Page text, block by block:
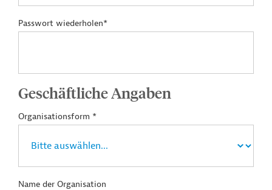
Passwort wiederholen*
Geschäftliche Angaben
Organisationsform *
Name der Organisation